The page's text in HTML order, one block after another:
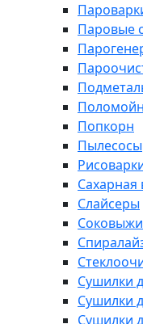
Паровые
Попкорн
Пылесосы
Сахарная
Слайсеры
Сушилки
Сушилки
Сушилки